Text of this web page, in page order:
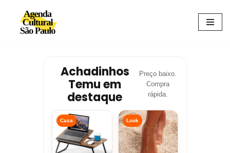
Avançar
Achadinhos
Temu em
destaque
Preço baixo.
Compra
rápida.
Casa Look